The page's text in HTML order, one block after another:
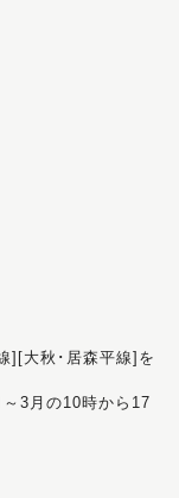
][大秋･居森平線]を
3月の10時から17